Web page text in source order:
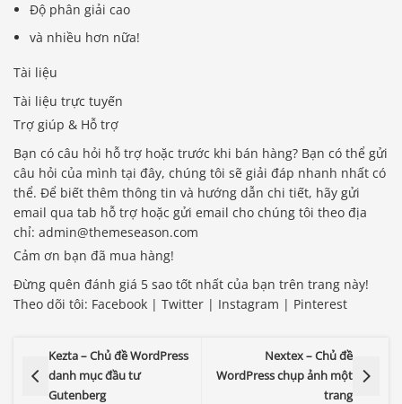
Độ phân giải cao
và nhiều hơn nữa!
Tài liệu
Tài liệu trực tuyến
Trợ giúp & Hỗ trợ
Bạn có câu hỏi hỗ trợ hoặc trước khi bán hàng? Bạn có thể gửi
câu hỏi của mình tại đây, chúng tôi sẽ giải đáp nhanh nhất có
thể. Để biết thêm thông tin và hướng dẫn chi tiết, hãy gửi
email qua tab hỗ trợ hoặc gửi email cho chúng tôi theo địa
chỉ: admin@themeseason.com
Cảm ơn bạn đã mua hàng!
Đừng quên đánh giá 5 sao tốt nhất của bạn trên trang này!
Theo dõi tôi: Facebook | Twitter | Instagram | Pinterest
Kezta – Chủ đề WordPress
danh mục đầu tư
Gutenberg
Nextex – Chủ đề
WordPress chụp ảnh một
trang